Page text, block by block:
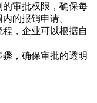
的审批权限，确保每
的报销申请。
，企业可以根据自
骤，确保审批的透明